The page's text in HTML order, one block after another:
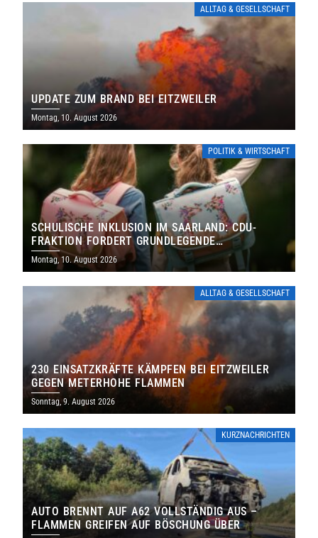
ALLTAG & GESELLSCHAFT
UPDATE ZUM BRAND BEI EITZWEILER
Montag, 10. August 2026
POLITIK & WIRTSCHAFT
SCHULISCHE INKLUSION IM SAARLAND: CDU-
FRAKTION FORDERT GRUNDLEGENDE
NEUAUFSTELLUNG
Montag, 10. August 2026
ALLTAG & GESELLSCHAFT
230 EINSATZKRÄFTE KÄMPFEN BEI EITZWEILER
GEGEN METERHOHE FLAMMEN
Sonntag, 9. August 2026
KURZNACHRICHTEN
AUTO BRENNT AUF A62 VOLLSTÄNDIG AUS –
FLAMMEN GREIFEN AUF BÖSCHUNG ÜBER